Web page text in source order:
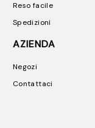
Reso facile
Spedizioni
AZIENDA
Negozi
Contattaci